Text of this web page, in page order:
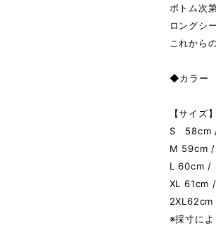
ボトム次
ロングシ
これから
◆カラ
【サイ
S 58cm
M 59cm
L 60cm /
XL 61cm
※採寸に